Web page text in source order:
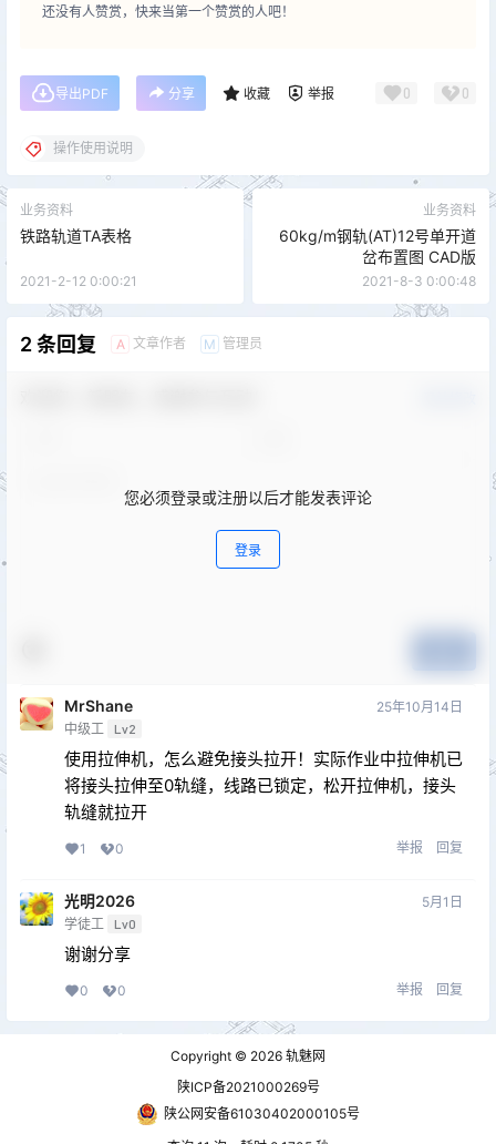
还没有人赞赏，快来当第一个赞赏的人吧！
导出PDF 分享 收藏 举报 0 0
操作使用说明
业务资料
铁路轨道TA表格
2021-2-12 0:00:21
业务资料
60kg/m钢轨(AT)12号单开道
岔布置图 CAD版
2021-8-3 0:00:48
2 条回复 A 文章作者 M 管理员
您必须登录或注册以后才能发表评论
登录
MrShane
中级工 Lv2
25年10月14日
使用拉伸机，怎么避免接头拉开！实际作业中拉伸机已
将接头拉伸至0轨缝，线路已锁定，松开拉伸机，接头
轨缝就拉开
1 0 举报 回复
光明2026
学徒工 Lv0
5月1日
谢谢分享
0 0 举报 回复
Copyright © 2026 轨魅网
陕ICP备2021000269号
陕公网安备61030402000105号